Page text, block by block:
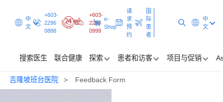
中
文
+603-
2296
0888
+603-
2296
0999
e-
Shop
请
求
预
约
国
际
患
者
中
文
搜索医生 联合健康 探索 患者和访客 项目与促销
吉隆坡班台医院 Feedback Form